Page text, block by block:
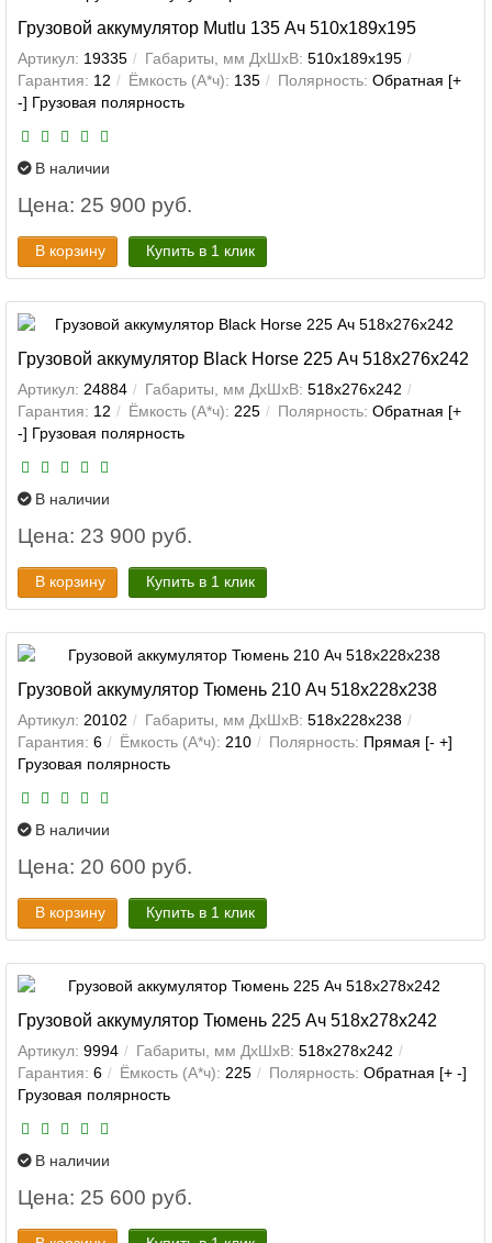
Грузовой аккумулятор Mutlu 135 Ач 510x189x195
Артикул: 19335 Габариты, мм ДхШхВ: 510x189x195
Гарантия: 12 Ёмкость (А*ч): 135 Полярность: Обратная [+
-] Грузовая полярность
В наличии
Цена: 25 900 руб.
В корзину Купить в 1 клик
Грузовой аккумулятор Black Horse 225 Ач 518x276x242
Артикул: 24884 Габариты, мм ДхШхВ: 518x276x242
Гарантия: 12 Ёмкость (А*ч): 225 Полярность: Обратная [+
-] Грузовая полярность
В наличии
Цена: 23 900 руб.
В корзину Купить в 1 клик
Грузовой аккумулятор Тюмень 210 Ач 518x228x238
Артикул: 20102 Габариты, мм ДхШхВ: 518x228x238
Гарантия: 6 Ёмкость (А*ч): 210 Полярность: Прямая [- +]
Грузовая полярность
В наличии
Цена: 20 600 руб.
В корзину Купить в 1 клик
Грузовой аккумулятор Тюмень 225 Ач 518x278x242
Артикул: 9994 Габариты, мм ДхШхВ: 518x278x242
Гарантия: 6 Ёмкость (А*ч): 225 Полярность: Обратная [+ -]
Грузовая полярность
В наличии
Цена: 25 600 руб.